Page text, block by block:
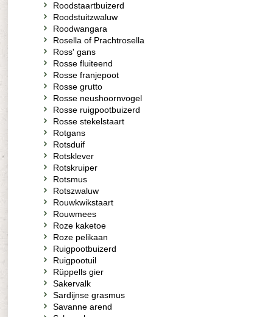
Roodstaartbuizerd
Roodstuitzwaluw
Roodwangara
Rosella of Prachtrosella
Ross' gans
Rosse fluiteend
Rosse franjepoot
Rosse grutto
Rosse neushoornvogel
Rosse ruigpootbuizerd
Rosse stekelstaart
Rotgans
Rotsduif
Rotsklever
Rotskruiper
Rotsmus
Rotszwaluw
Rouwkwikstaart
Rouwmees
Roze kaketoe
Roze pelikaan
Ruigpootbuizerd
Ruigpootuil
Rüppells gier
Sakervalk
Sardijnse grasmus
Savanne arend